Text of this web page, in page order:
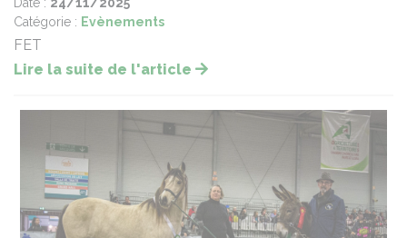
Date : 24/11/2025
Catégorie : Evènements
FET
Lire la suite de l'article